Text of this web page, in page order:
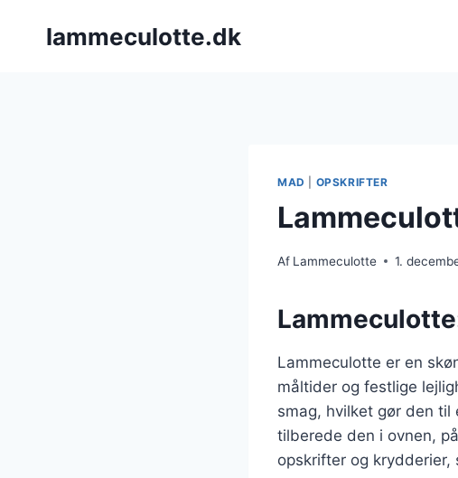
lammeculotte.dk
MAD OPSKRIFTER
Af Lammeculotte 1.
Lammeculotte er en
måltider og festlige
smag, hvilket gør den
tilberede den i ovnen,
opskrifter og krydderier,